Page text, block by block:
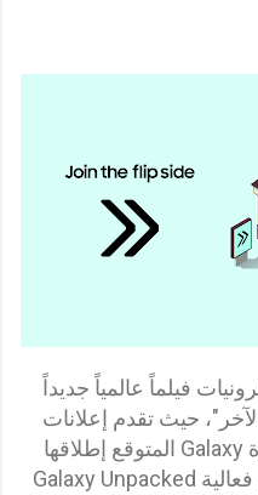
فيلماً عالمياً جديداً
حيث تقدم إعلانات
تشويقية للجيل القادم من أجهزة Galaxy المتوقع إطلاقها
في وقت لاحق هذا الشهر خلال فعالية Galaxy Unpacked